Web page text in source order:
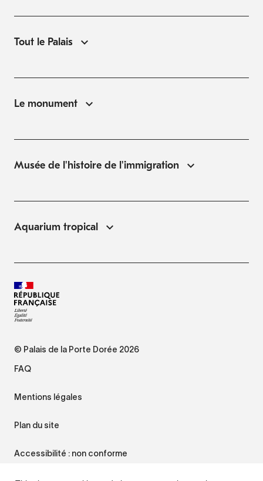
Tout le Palais
Le monument
Musée de l'histoire de l'immigration
Aquarium tropical
© Palais de la Porte Dorée 2026
FAQ
Mentions légales
Plan du site
Accessibilité : non conforme